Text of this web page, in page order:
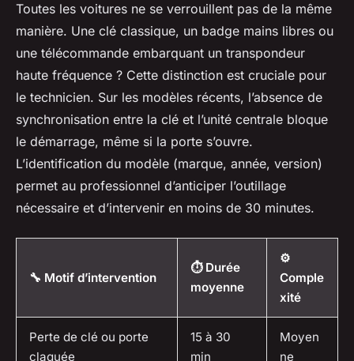
Toutes les voitures ne se verrouillent pas de la même
manière. Une clé classique, un badge mains libres ou
une télécommande embarquant un transpondeur
haute fréquence ? Cette distinction est cruciale pour
le technicien. Sur les modèles récents, l’absence de
synchronisation entre la clé et l’unité centrale bloque
le démarrage, même si la porte s’ouvre.
L’identification du modèle (marque, année, version)
permet au professionnel d’anticiper l’outillage
nécessaire et d’intervenir en moins de 30 minutes.
🔧 Motif d’intervention
⏱️ Durée
moyenne
⚙️
Comple
xité
Perte de clé ou porte
claquée
15 à 30
min
Moyen
ne